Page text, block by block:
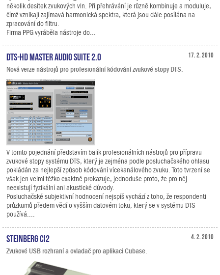
několik desítek zvukových vln. Při přehrávání je různě kombinuje a moduluje,
čímž vznikají zajímavá harmonická spektra, která jsou dále posílána na
zpracování do filtru.
Firma PPG vyráběla nástroje do...
17. 2. 2010
DTS-HD Master Audio Suite 2.0
Nová verze nástrojů pro profesionální kódování zvukové stopy DTS.
V tomto pojednání představím balík profesionálních nástrojů pro přípravu
zvukové stopy systému DTS, který je zejména podle posluchačského ohlasu
pokládán za nejlepší způsob kódování vícekanálového zvuku. Toto tvrzení se
však jen velmi těžko exaktně prokazuje, jednoduše proto, že pro něj
neexistují fyzikální ani akustické důvody.
Posluchačské subjektivní hodnocení nejspíš vychází z toho, že respondenti
průzkumů předem vědí o vyšším datovém toku, který se v systému DTS
používá....
4. 2. 2010
Steinberg CI2
Zvukové USB rozhraní a ovladač pro aplikaci Cubase.